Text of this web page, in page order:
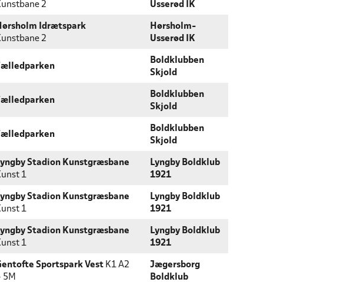
2
Usserød IK
Idrætspark
2
Hørsholm-
Usserød IK
Boldklubben
Skjold
Boldklubben
Skjold
Boldklubben
Skjold
Stadion Kunstgræsbane
1
Lyngby Boldklub
1921
Stadion Kunstgræsbane
1
Lyngby Boldklub
1921
Stadion Kunstgræsbane
1
Lyngby Boldklub
1921
Sportspark Vest K1 A2
5M
Jægersborg
Boldklub